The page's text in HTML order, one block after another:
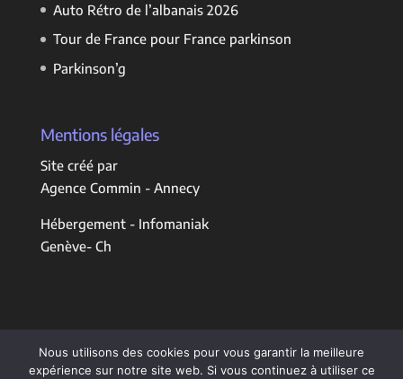
Auto Rétro de l’albanais 2026
Tour de France pour France parkinson
Parkinson’g
Mentions légales
Site créé par
Agence Commin - Annecy
Hébergement - Infomaniak
Genève- Ch
Nous utilisons des cookies pour vous garantir la meilleure
expérience sur notre site web. Si vous continuez à utiliser ce